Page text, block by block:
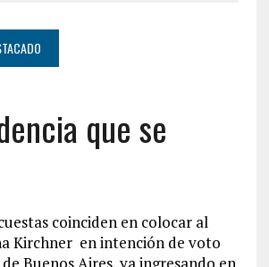
que se
coinciden en colocar al
Kirchner en intención de voto